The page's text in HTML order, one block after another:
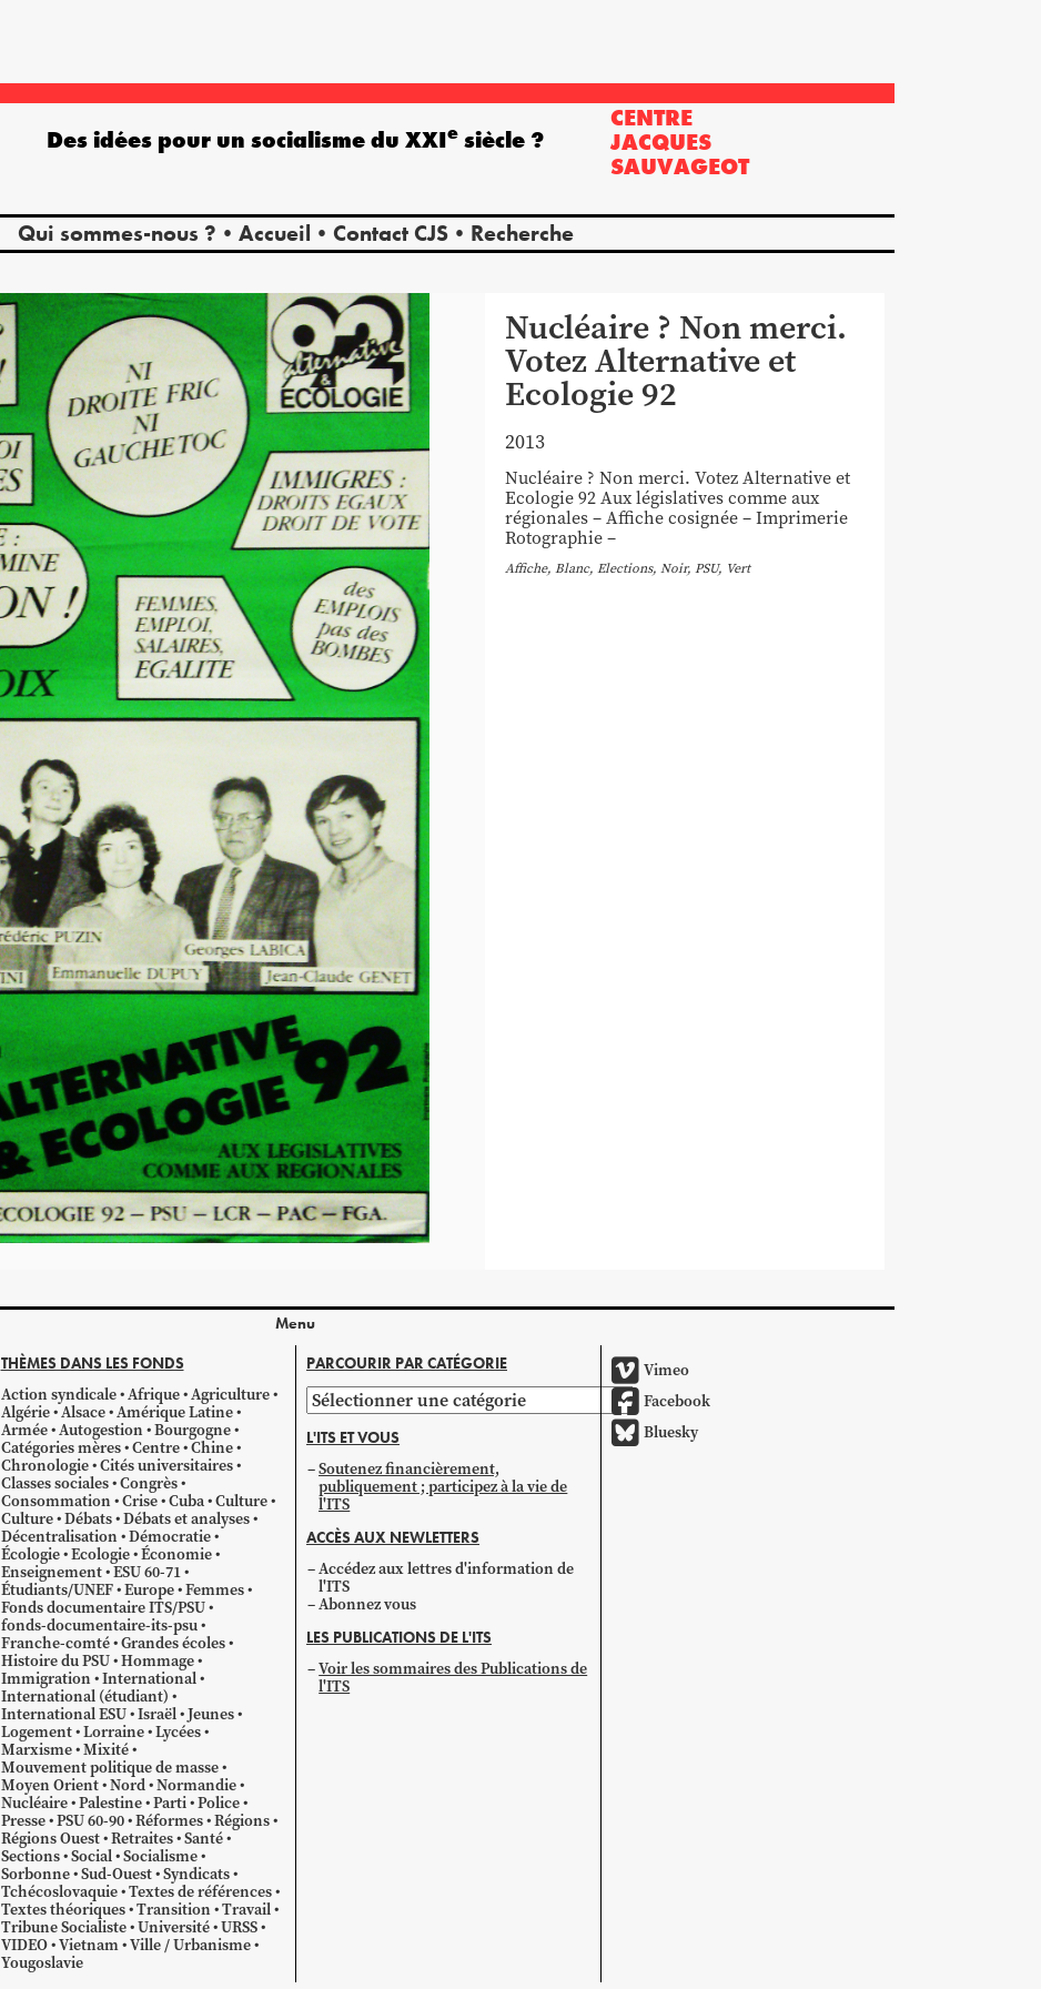
CENTRE
JACQUES
SAUVAGEOT
Qui sommes-nous ? Accueil Contact CJS Recherche
Des idées pour un socialisme du XXIe siècle ?
Nucléaire ? Non merci.
Votez Alternative et
Ecologie 92
2013
Nucléaire ? Non merci. Votez Alternative et
Ecologie 92 Aux législatives comme aux
régionales – Affiche cosignée – Imprimerie
Rotographie –
Affiche, Blanc, Elections, Noir, PSU, Vert
Menu
THÈMES DANS LES FONDS
Action syndicale Afrique Agriculture
Algérie Alsace Amérique Latine
Armée Autogestion Bourgogne
Catégories mères Centre Chine
Chronologie Cités universitaires
Classes sociales Congrès
Consommation Crise Cuba Culture
Culture Débats Débats et analyses
Décentralisation Démocratie
Écologie Ecologie Économie
Enseignement ESU 60-71
Étudiants/UNEF Europe Femmes
Fonds documentaire ITS/PSU
fonds-documentaire-its-psu
Franche-comté Grandes écoles
Histoire du PSU Hommage
Immigration International
International (étudiant)
International ESU Israël Jeunes
Logement Lorraine Lycées
Marxisme Mixité
Mouvement politique de masse
Moyen Orient Nord Normandie
Nucléaire Palestine Parti Police
Presse PSU 60-90 Réformes Régions
Régions Ouest Retraites Santé
Sections Social Socialisme
Sorbonne Sud-Ouest Syndicats
Tchécoslovaquie Textes de références
Textes théoriques Transition Travail
Tribune Socialiste Université URSS
VIDEO Vietnam Ville / Urbanisme
Yougoslavie
PARCOURIR PAR CATÉGORIE
Parcourir
par
catégorie
L'ITS ET VOUS
Soutenez financièrement,
publiquement ; participez à la vie de
l'ITS
ACCÈS AUX NEWLETTERS
Accédez aux lettres d'information de
l'ITS
Abonnez vous
LES PUBLICATIONS DE L'ITS
Voir les sommaires des Publications de
l'ITS
Vimeo
Facebook
Bluesky